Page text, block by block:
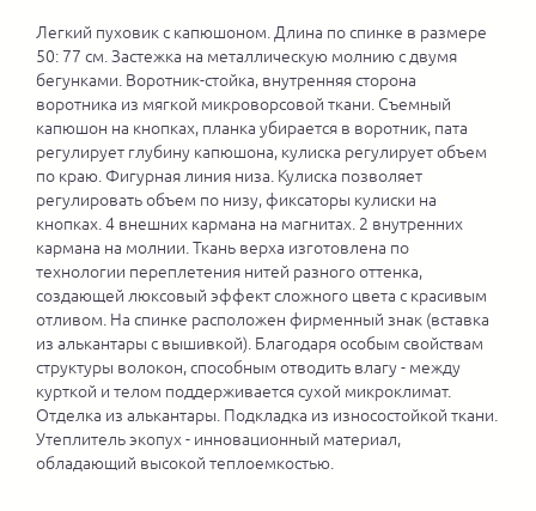
Легкий пуховик с капюшоном. Длина по спинке в размере
50: 77 см. Застежка на металлическую молнию с двумя
бегунками. Воротник-стойка, внутренняя сторона
воротника из мягкой микроворсовой ткани. Съемный
капюшон на кнопках, планка убирается в воротник, пата
регулирует глубину капюшона, кулиска регулирует объем
по краю. Фигурная линия низа. Кулиска позволяет
регулировать объем по низу, фиксаторы кулиски на
кнопках. 4 внешних кармана на магнитах. 2 внутренних
кармана на молнии. Ткань верха изготовлена по
технологии переплетения нитей разного оттенка,
создающей люксовый эффект сложного цвета с красивым
отливом. На спинке расположен фирменный знак (вставка
из алькантары с вышивкой). Благодаря особым свойствам
структуры волокон, способным отводить влагу - между
курткой и телом поддерживается сухой микроклимат.
Отделка из алькантары. Подкладка из износостойкой ткани.
Утеплитель экопух - инновационный материал,
обладающий высокой теплоемкостью.